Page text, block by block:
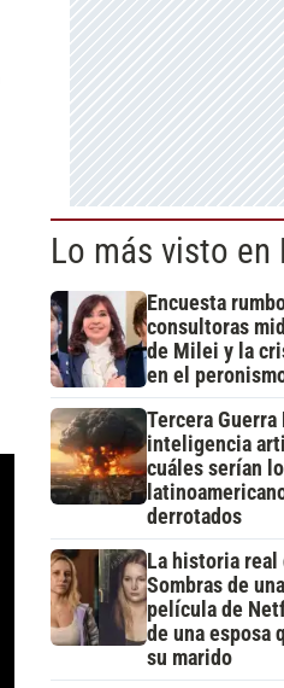
Lo más visto en
Encuesta
consultoras
de Milei y la
en el
Tercera
inteligencia
cuáles serían
derrotados
La historia real
Sombras de
película de
de una esposa
su marido